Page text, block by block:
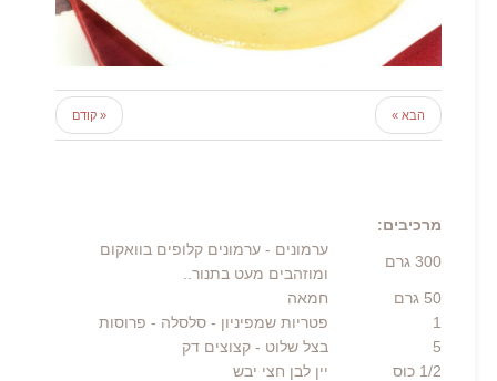
« קודם הבא »
מרכיבים:
300 גרם
ערמונים - ערמונים קלופים בוואקום
ומוזהבים מעט בתנור..
50 גרם
חמאה
1
פטריות שמפיניון - סלסלה - פרוסות
5
בצל שלוט - קצוצים דק
1/2 כוס
יין לבן חצי יבש